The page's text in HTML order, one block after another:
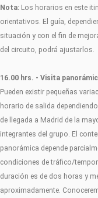
Nota: Los horarios en este
orientativos. El guía,
situación y con el fin de
del circuito, podrá ajustarlos.
16.00 hrs. - Visita
Pueden existir pequeñas
horario de salida
de llegada a Madrid de la
integrantes del grupo. El
panorámica depende
condiciones de tráfico/
duración es de dos horas y
aproximadamente.